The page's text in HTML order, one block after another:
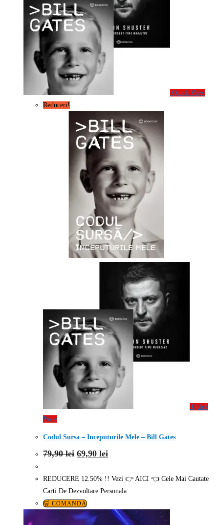
Quick View
Reduceri!
Quick
View
Codul Sursa – Inceputurile Mele – Bill Gates
79,90lei Prețul
inițial
fost:
79,90 lei.
69,90 lei
curent
69,90 lei.
REDUCERE 12.50% !! Vezi 👉 AICI 👈 Cele Mai Cautate
Carti De Dezvoltare Personala
🛒 COMANDA